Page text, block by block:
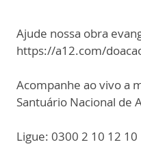
Ajude nossa obra
https://a12.com/
Acompanhe ao vivo a
Santuário Nacional de
Ligue: 0300 2 10 12 10